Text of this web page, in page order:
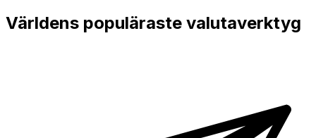
Världens populäraste valutaverktyg